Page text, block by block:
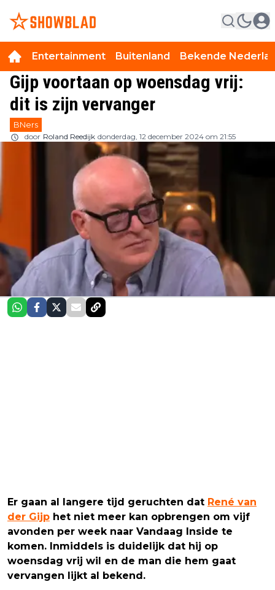
Entertainment Buitenland Bekende
Gijp voortaan op woensdag vrij:
dit is zijn vervanger
BNers
door Roland Reedijk donderdag, 12 december 2024 om 21:55
Er gaan al langere tijd geruchten dat René van
der Gijp het niet meer kan opbrengen om vijf
avonden per week naar Vandaag Inside te
komen. Inmiddels is duidelijk dat hij op
woensdag vrij wil en de man die hem gaat
vervangen lijkt al bekend.